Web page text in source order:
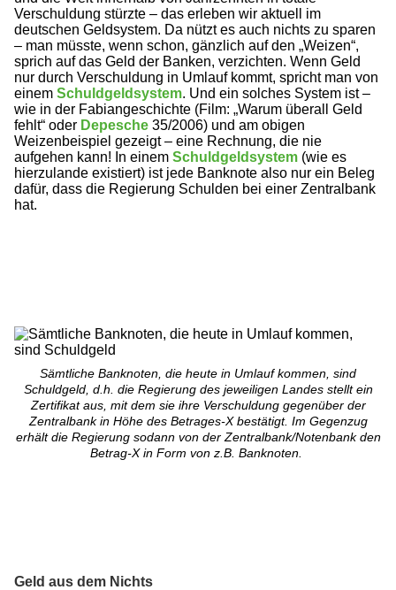
Verschuldung stürzte – das erleben wir aktuell im
deutschen Geldsystem. Da nützt es auch nichts zu sparen
– man müsste, wenn schon, gänzlich auf den „Weizen“,
sprich auf das Geld der Banken, verzichten. Wenn Geld
nur durch Verschuldung in Umlauf kommt, spricht man von
einem Schuldgeldsystem. Und ein solches System ist –
wie in der Fabiangeschichte (Film: „Warum überall Geld
fehlt“ oder Depesche 35/2006) und am obigen
Weizenbeispiel gezeigt – eine Rechnung, die nie
aufgehen kann! In einem Schuldgeldsystem (wie es
hierzulande existiert) ist jede Banknote also nur ein Beleg
dafür, dass die Regierung Schulden bei einer Zentralbank
hat.
Sämtliche Banknoten, die heute in Umlauf kommen, sind
Schuldgeld, d.h. die Regierung des jeweiligen Landes stellt ein
Zertifikat aus, mit dem sie ihre Verschuldung gegenüber der
Zentralbank in Höhe des Betrages-X bestätigt. Im Gegenzug
erhält die Regierung sodann von der Zentralbank/Notenbank den
Betrag-X in Form von z.B. Banknoten.
Geld aus dem Nichts